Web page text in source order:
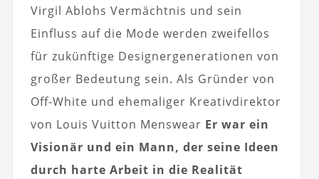
Virgil Ablohs Vermächtnis und sein
Einfluss auf die Mode werden zweifellos
für zukünftige Designergenerationen von
großer Bedeutung sein. Als Gründer von
Off-White und ehemaliger Kreativdirektor
von Louis Vuitton Menswear Er war ein
Visionär und ein Mann, der seine Ideen
durch harte Arbeit in die Realität